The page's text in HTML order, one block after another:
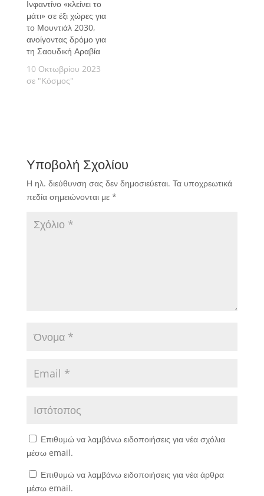
Ινφαντίνο «κλείνει το
μάτι» σε έξι χώρες για
το Μουντιάλ 2030,
ανοίγοντας δρόμο για
τη Σαουδική Αραβία
10 Οκτωβρίου 2023
σε "Κόσμος"
Υποβολή Σχολίου
Η ηλ. διεύθυνση σας δεν δημοσιεύεται. Τα υποχρεωτικά
πεδία σημειώνονται με *
Επιθυμώ να λαμβάνω ειδοποιήσεις για νέα σχόλια
μέσω email.
Επιθυμώ να λαμβάνω ειδοποιήσεις για νέα άρθρα
μέσω email.